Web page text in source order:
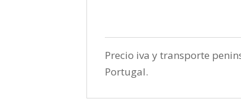
Precio iva y transporte
Portugal.